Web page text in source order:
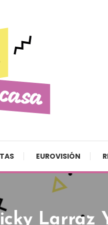
EUROVISIÓN
Larraz